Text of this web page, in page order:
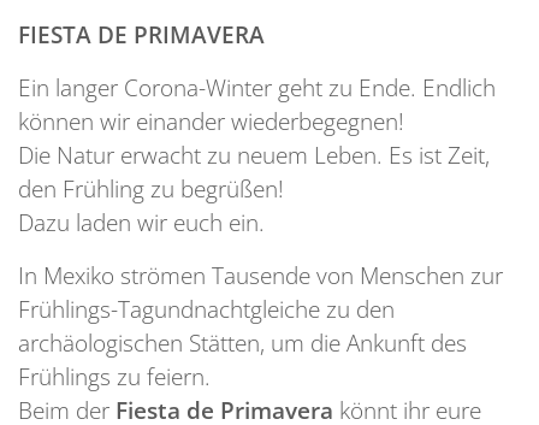
FIESTA DE PRIMAVERA
Ein langer Corona-Winter geht zu Ende. Endlich
können wir einander wiederbegegnen!
Die Natur erwacht zu neuem Leben. Es ist Zeit,
den Frühling zu begrüßen!
Dazu laden wir euch ein.
In Mexiko strömen Tausende von Menschen zur
Frühlings-Tagundnachtgleiche zu den
archäologischen Stätten, um die Ankunft des
Frühlings zu feiern.
Beim der Fiesta de Primavera könnt ihr eure